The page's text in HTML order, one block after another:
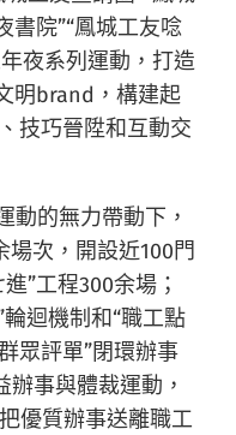
書院”“鳳城工友唸
夜系列運動，打造
明brand，構建起
技巧晉陞和互動交
動的無力帶動下，
次，開設近100門
”工程300余場；
迴機制和“職工點
眾評單”閉環辦事
事與體裁運動，
優質辦事送離職工